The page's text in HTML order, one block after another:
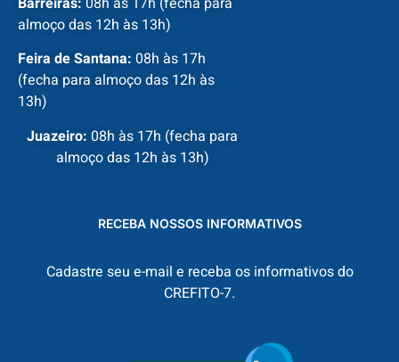
almoço das 12h às 13h)
Feira de Santana: 08h às 17h
(fecha para almoço das 12h às
13h)
Juazeiro: 08h às 17h (fecha para
almoço das 12h às 13h)
RECEBA NOSSOS INFORMATIVOS
Cadastre seu e-mail e receba os informativos do
CREFITO-7.